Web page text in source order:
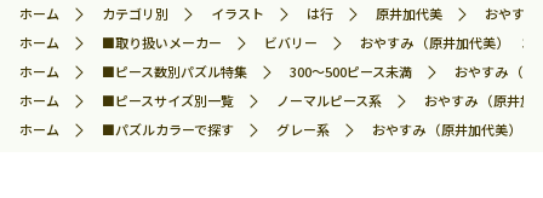
ホーム カテゴリ別 イラスト は行 原井加代美
おやす
ホーム
■取り扱いメーカー ビバリー
おやすみ （原井加代美）
ホーム
■ピース数別パズル特集 300～500ピース未満
おやすみ （
ホーム
■ピースサイズ別一覧 ノーマルピース系
おやすみ （原井
ホーム
■パズルカラーで探す グレー系 おやすみ （原井加代美）